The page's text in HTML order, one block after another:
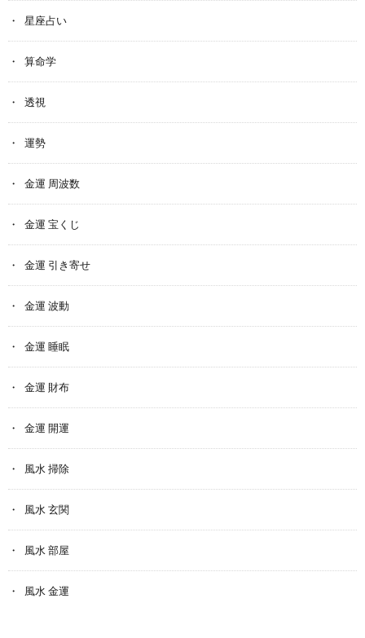
星座占い
算命学
透視
運勢
金運 周波数
金運 宝くじ
金運 引き寄せ
金運 波動
金運 睡眠
金運 財布
金運 開運
風水 掃除
風水 玄関
風水 部屋
風水 金運